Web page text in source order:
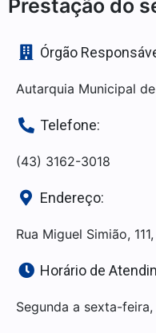
Prestação do
Órgão
Autarquia Municipal
Telefone:
(43) 3162-3018
Endereço:
Rua Miguel Simião,
Horário de
Segunda a sexta-